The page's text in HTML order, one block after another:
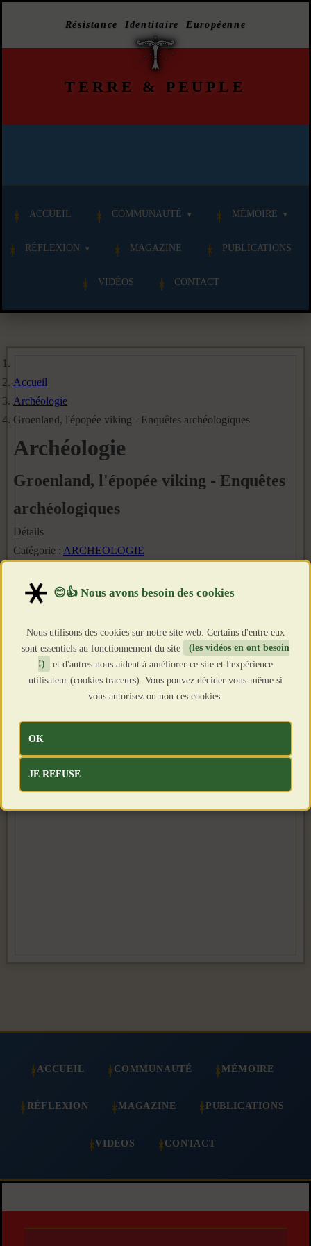
Résistance Identitaire Européenne
TERRE & PEUPLE
ACCUEIL COMMUNAUTÉ MÉMOIRE
RÉFLEXION MAGAZINE PUBLICATIONS
VIDÉOS CONTACT
Accueil
Archéologie
Groenland, l'épopée viking - Enquêtes archéologiques
Archéologie
Groenland, l'épopée viking - Enquêtes
archéologiques
Détails
Catégorie : ARCHEOLOGIE
Création : 5 Août 2024
Clics : 2267
ACCUEIL COMMUNAUTÉ MÉMOIRE
RÉFLEXION MAGAZINE PUBLICATIONS
VIDÉOS CONTACT
Nous utilisons des cookies sur notre site web. Certains d'entre eux
sont essentiels au fonctionnement du site
(les vidéos en ont besoin
!)
et d'autres nous aident à améliorer ce site et l'expérience
utilisateur (cookies traceurs). Vous pouvez décider vous-même si
vous autorisez ou non ces cookies.
OK
JE REFUSE